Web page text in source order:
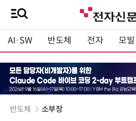
AI·SW 반도체 전자 모빌
반도체 소부장